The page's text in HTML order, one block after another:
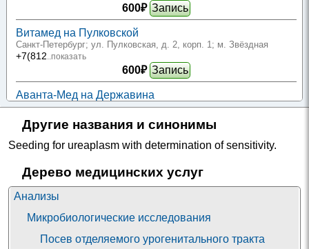
600₽ Запись
Витамед на Пулковской
Санкт-Петербург; ул. Пулковская, д. 2, корп. 1 ; м. Звёздная
+7(812 ..показать
600₽ Запись
Аванта-Мед на Державина
Новосибирск; ул. Державина, д. 77/1; м. Березовая роща
+7(383
650₽ Запись
Екатеринбург; ул. Пальмиро Тольятти, д. 11А
+7(343
ЭкспрессМедСервис на Ставропольской
+7(996..показать
Другие названия и синонимы
Seeding for ureaplasm with determination of sensitivity.
Дерево медицинских услуг
Анализы
Микробиологические исследования
Посев отделяемого урогенитального тракта